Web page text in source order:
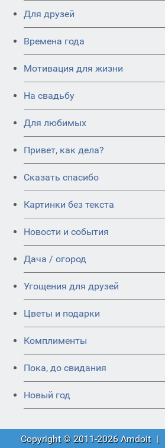
Для друзей
Времена года
Мотивация для жизни
На свадьбу
Для любимых
Привет, как дела?
Сказать спасибо
Картинки без текста
Новости и события
Дача / огород
Угощения для друзей
Цветы и подарки
Комплименты
Пока, до свидания
Новый год
Copyright © 2011-2026 Amdoit |